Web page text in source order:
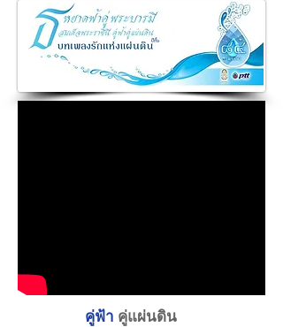
คู่ฟ้า คู่แผ่นดิน